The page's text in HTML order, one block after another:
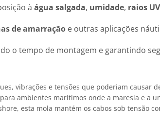
à água salgada, umidade, raios UV
de amarração e outras aplicações
o tempo de montagem e garantindo
vibrações e tensões que poderiam causar
ambientes marítimos onde a maresia e a
esta mola mantém os cabos sob tensão